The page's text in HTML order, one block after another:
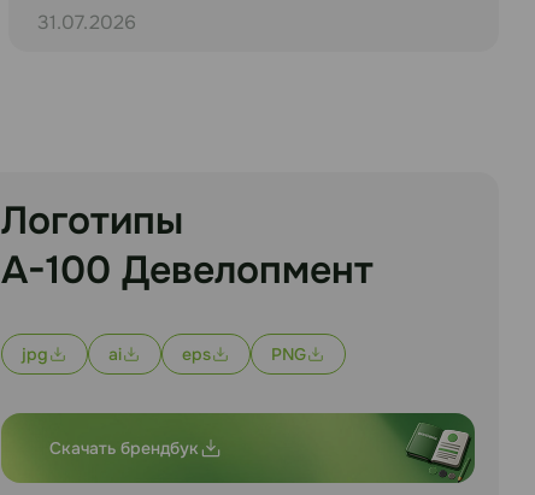
31.07.2026
Логотипы
А-100 Девелопмент
jpg ai eps PNG
Скачать брендбук